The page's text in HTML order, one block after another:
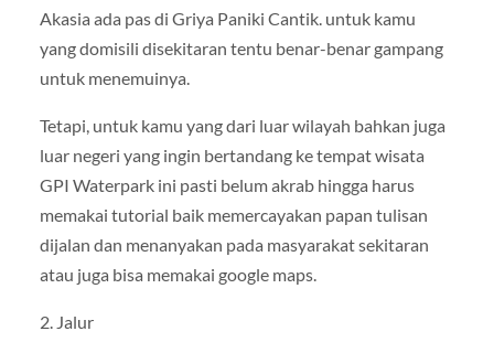
Akasia ada pas di Griya Paniki Cantik. untuk kamu
yang domisili disekitaran tentu benar-benar gampang
untuk menemuinya.
Tetapi, untuk kamu yang dari luar wilayah bahkan juga
luar negeri yang ingin bertandang ke tempat wisata
GPI Waterpark ini pasti belum akrab hingga harus
memakai tutorial baik memercayakan papan tulisan
dijalan dan menanyakan pada masyarakat sekitaran
atau juga bisa memakai google maps.
2. Jalur